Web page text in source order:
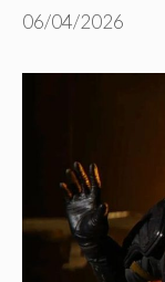
06/04/2026